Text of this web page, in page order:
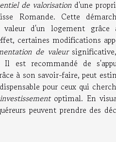
de valorisationd'une
Romande. Cette
d'un logement grâce
certaines modifications
de valeur
Il est recommandé de
à son savoir-faire, peut
pour ceux qui
optimal. En
peuvent prendre des